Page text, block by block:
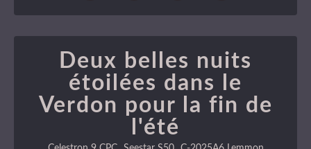
Deux belles nuits
étoilées dans le
Verdon pour la fin de
l'été